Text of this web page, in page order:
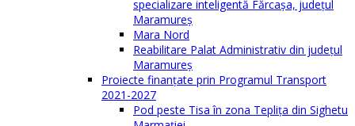
specializare inteligentă Fărcașa, județul
Maramureș
Mara Nord
Reabilitare Palat Administrativ din județul
Maramureș
Proiecte finanțate prin Programul Transport
2021-2027
Pod peste Tisa în zona Teplița din Sighetu